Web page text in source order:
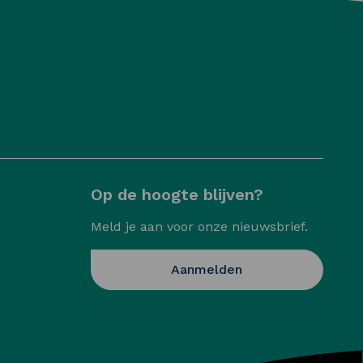
Op de hoogte blijven?
Meld je aan voor onze nieuwsbrief.
Aanmelden Opent in een